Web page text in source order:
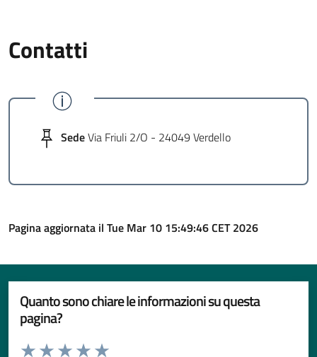
Contatti
SedeVia Friuli 2/O - 24049 Verdello
Pagina aggiornata il Tue Mar 10 15:49:46 CET 2026
Quanto sono chiare le informazioni su questa
pagina?
Valuta da 1 a 5 stelle la pagina